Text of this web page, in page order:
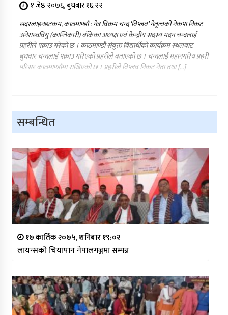
१ जेष्ठ २०७६, बुधबार १६:२२
सदरलाइनडटकम, काठमाण्डौ : नेत्र विक्रम चन्द ‘विप्लव’ नेतृत्वको नेकपा निकट
अनेरास्ववियु (क्रान्तिकारी) बाँकेका अध्यक्ष एवं केन्द्रीय सदस्य मदन चन्दलाई
प्रहरीले पक्राउ गरेको छ । काठमाण्डौ संयुक्त बिद्यार्थीको कार्यक्रम स्थलबाट
बुधवार चन्दलाई पक्राउ गरिएको प्रहरीले बताएको छ । चन्दलाई महानगरिय प्रहरी
परिसर काठमाण्डौमा राखिएको छ । प्रहरीले विप्लव निकट नेता तथा […]
सम्बन्धित
१७ कार्तिक २०७५, शनिबार १९:०२
लायन्सको चियापान नेपालगञ्जमा सम्पन्न